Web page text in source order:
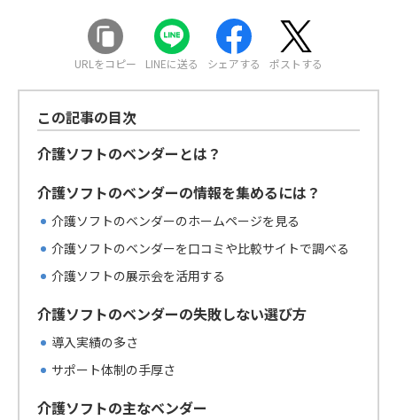
URLをコピー LINEに送る シェアする ポストする
この記事の目次
介護ソフトのベンダーとは？
介護ソフトのベンダーの情報を集めるには？
介護ソフトのベンダーのホームページを見る
介護ソフトのベンダーを口コミや比較サイトで調べる
介護ソフトの展示会を活用する
介護ソフトのベンダーの失敗しない選び方
導入実績の多さ
サポート体制の手厚さ
介護ソフトの主なベンダー